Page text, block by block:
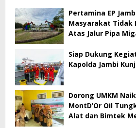
Pertamina EP
Masyarakat Tidak
Atas Jalur Pipa
Siap Dukung
Kapolda Jambi
Dorong UMKM
MontD’Or Oil
Alat dan Bimtek